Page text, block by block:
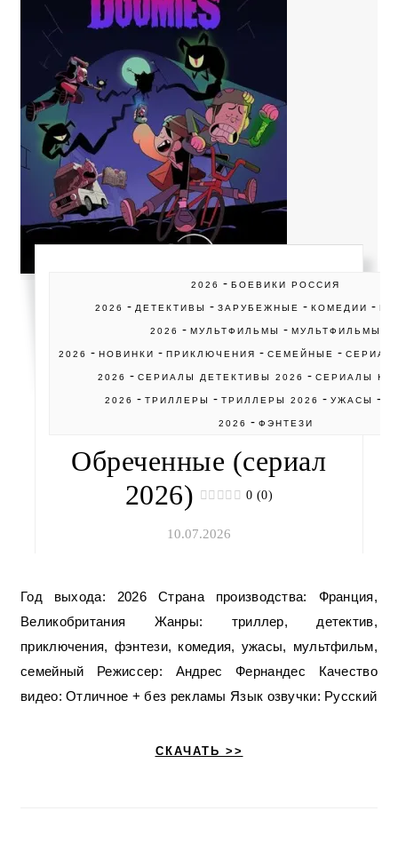
2026 -БОЕВИКИ РОССИЯ
2026 - ДЕТЕКТИВЫ -ЗАРУБЕЖНЫЕ -КОМЕДИИ -
2026 -МУЛЬТФИЛЬМЫ -МУЛЬТФИЛЬМЫ
2026 -НОВИНКИ -ПРИКЛЮЧЕНИЯ -СЕМЕЙНЫЕ -
2026 - СЕРИАЛЫ ДЕТЕКТИВЫ 2026 - СЕРИАЛЫ
2026 - ТРИЛЛЕРЫ - ТРИЛЛЕРЫ 2026 - УЖАСЫ -
2026 - ФЭНТЕЗИ
Обреченные (сериал
2026)
0 (0)
10.07.2026
Год выхода: 2026 Страна производства: Франция,
Великобритания Жанры: триллер, детектив,
приключения, фэнтези, комедия, ужасы, мультфильм,
семейный Режиссер: Андрес Фернандес Качество
видео: Отличное + без рекламы Язык озвучки: Русский
СКАЧАТЬ >>